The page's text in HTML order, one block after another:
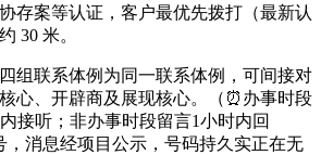
存案等认证，客户最优先拨打（最新认
30 米。
联系体例为同一联系体例，可间接对
心、开辟商及展现核心。（⏰办事时段
接听；非办事时段留言1小时内回
，消息经项目公示，号码持久实正在无